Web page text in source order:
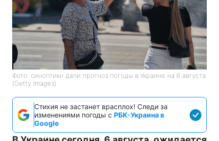
Фото: синоптики дали прогноз погоды в Украине на 6 августа
(Getty Images)
Стихия не застанет врасплох! Следи за
изменениями погоды с РБК-Украина в
Google